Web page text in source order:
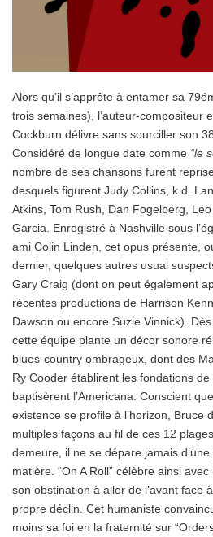
Alors qu’il s’apprête à entamer sa
trois semaines), l’auteur-compositeur
Cockburn délivre sans sourciller son
Considéré de longue date comme “le
nombre de ses chansons furent
desquels figurent Judy Collins, k.d.
Atkins, Tom Rush, Dan Fogelberg,
Garcia. Enregistré à Nashville sous
ami Colin Linden, cet opus présente,
dernier, quelques autres usual
Gary Craig (dont on peut également
récentes productions de Harrison
Dawson ou encore Suzie Vinnick). Dès
cette équipe plante un décor sonore
blues-country ombrageux, dont des
Ry Cooder établirent les fondations de
baptisèrent l’Americana. Conscient
existence se profile à l’horizon, Bruce
multiples façons au fil de ces 12
demeure, il ne se dépare jamais
matière. “On A Roll” célèbre ainsi
son obstination à aller de l’avant face
propre déclin. Cet humaniste
moins sa foi en la fraternité sur